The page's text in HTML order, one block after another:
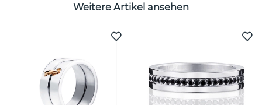
Weitere Artikel ansehen